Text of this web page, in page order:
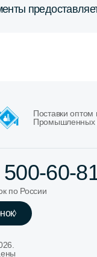
Поставки
Промышленных
60-
по России